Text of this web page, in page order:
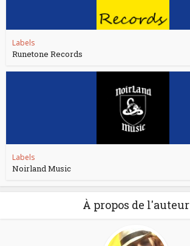
Labels
Runetone Records
Labels
Noirland Music
À propos de l'auteur